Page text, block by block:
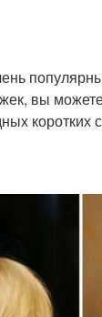
вы
коротких